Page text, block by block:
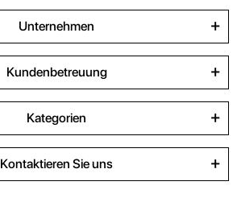
Unternehmen
Kundenbetreuung
Kategorien
Kontaktieren Sie uns